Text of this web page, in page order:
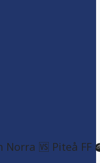
Norra 🆚 Piteå FF